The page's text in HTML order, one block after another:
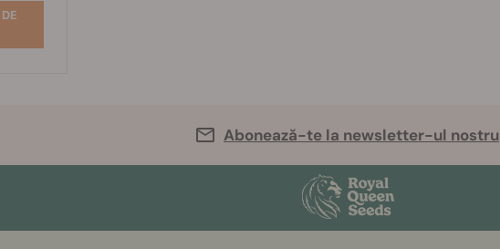
Abonează-te la newsletter-ul nostru